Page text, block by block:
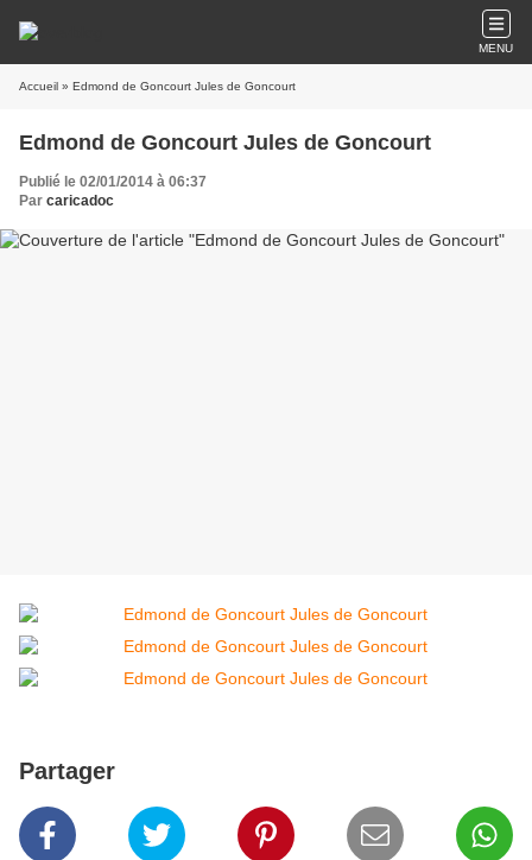
MENU
Accueil » Edmond de Goncourt Jules de Goncourt
Edmond de Goncourt Jules de Goncourt
Publié le 02/01/2014 à 06:37
Par caricadoc
Partager